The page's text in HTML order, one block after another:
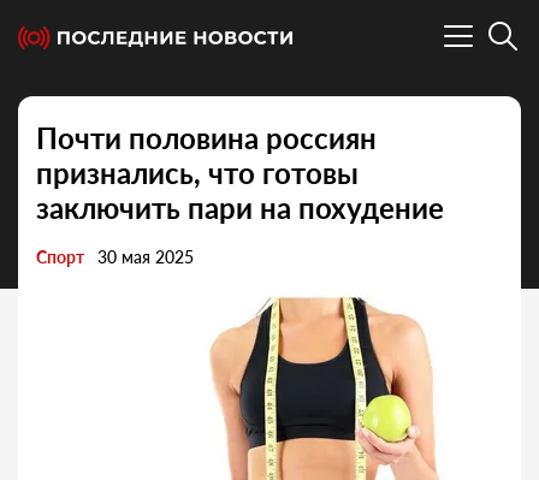
Почти половина россиян
признались, что готовы
заключить пари на похудение
Спорт 30 мая 2025